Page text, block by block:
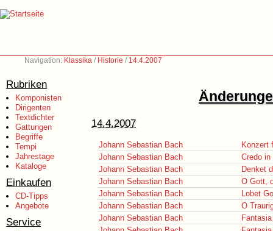
Navigation: Klassika / Historie / 14.4.2007
Rubriken
Komponisten
Dirigenten
Textdichter
Gattungen
Begriffe
Tempi
Jahrestage
Kataloge
Einkaufen
CD-Tipps
Angebote
Service
14.4.2007
Johann Sebastian Bach
Konzert
Johann Sebastian Bach
Credo in
Johann Sebastian Bach
Denket
Johann Sebastian Bach
O Gott,
Johann Sebastian Bach
Lobet
Johann Sebastian Bach
O
Johann Sebastian Bach